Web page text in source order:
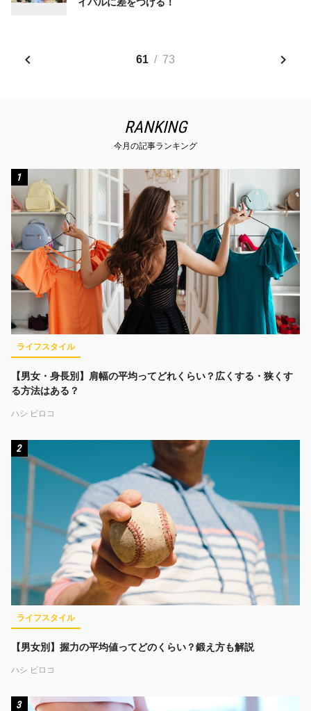
61 / 73
RANKING
今月の記事ランキング
1
ライフスタイル
【男女・身長別】肩幅の平均ってどれくらい？広くする・狭くす
る方法はある？
ハシ ビロコ
2
ライフスタイル
【男女別】握力の平均値ってどのくらい？鍛え方も解説
ハシ ビロコ
3